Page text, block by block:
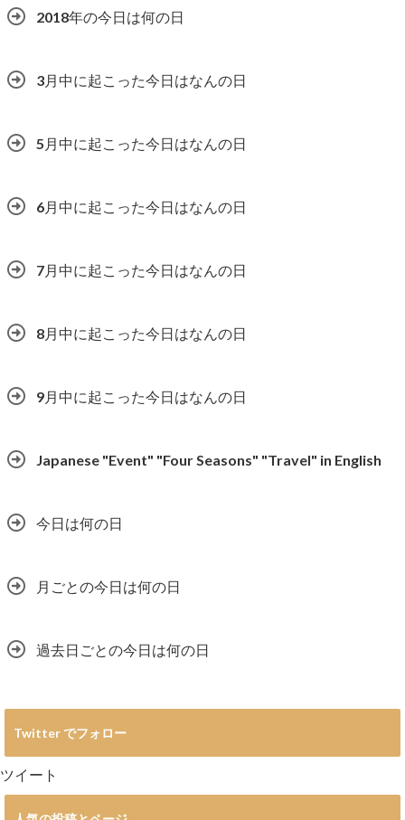
2018年の今日は何の日
3月中に起こった今日はなんの日
5月中に起こった今日はなんの日
6月中に起こった今日はなんの日
7月中に起こった今日はなんの日
8月中に起こった今日はなんの日
9月中に起こった今日はなんの日
Japanese "Event" "Four Seasons" "Travel" in English
今日は何の日
月ごとの今日は何の日
過去日ごとの今日は何の日
Twitter でフォロー
ツイート